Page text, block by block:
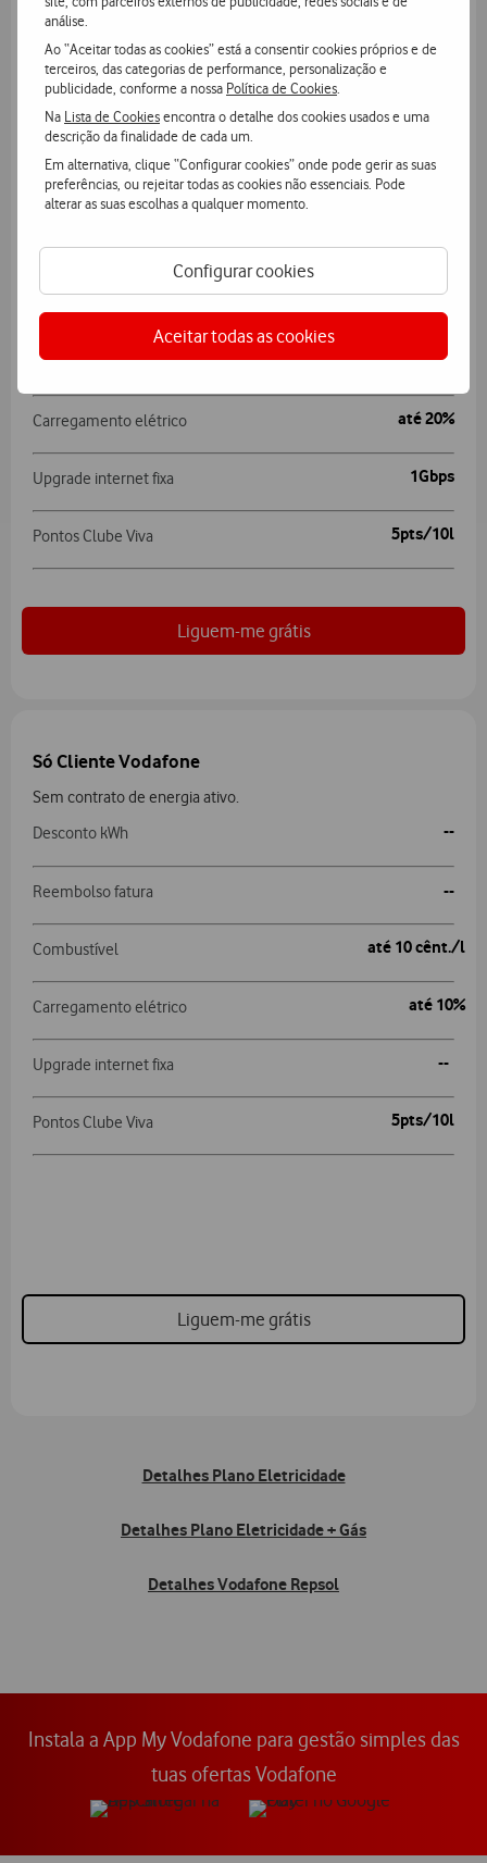
análise.
Ao “Aceitar todas as cookies” está a consentir cookies próprios e de
terceiros, das categorias de performance, personalização e
publicidade, conforme a nossa Política de Cookies
Na Lista de Cookiesencontra o detalhe dos cookies usados e uma
descrição da finalidade de cada um.
Em alternativa, clique “Configurar cookies” onde pode gerir as suas
preferências, ou rejeitar todas as cookies não essenciais. Pode
alterar as suas escolhas a qualquer momento.
Configurar cookies
Aceitar todas as cookies
Plano Vodafone Repsol
Eletricidade + Gás
Desconto kWh até 23%
Combustível até 20 cênt./l
Carregamento elétrico até 20%
Upgrade internet fixa 1Gbps
Pontos Clube Viva 5pts/10l
Liguem-me grátis
Só Cliente Vodafone
Sem contrato de energia ativo.
Desconto kWh
--
Reembolso fatura --
Combustível até 10 cênt./l
Carregamento elétrico até 10%
Upgrade internet fixa --
Pontos Clube Viva 5pts/10l
Liguem-me grátis
Detalhes Plano Eletricidade
Detalhes Plano Eletricidade + Gás
Detalhes Vodafone Repsol
Instala a App My Vodafone para gestão simples das
tuas ofertas Vodafone